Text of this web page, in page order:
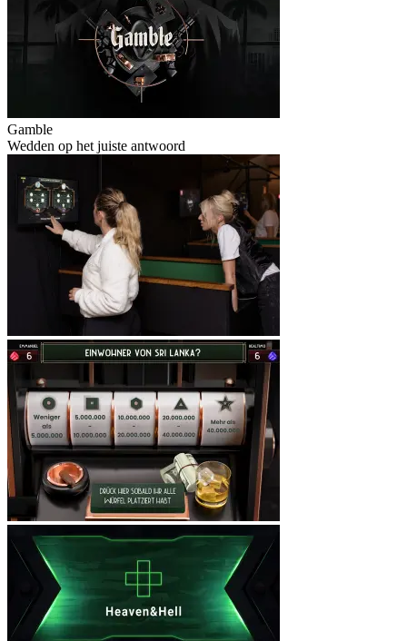
Gamble
Wedden op het juiste antwoord